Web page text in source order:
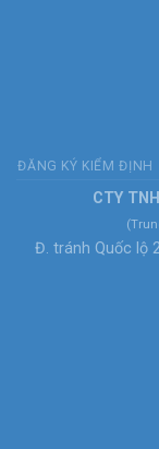
ĐĂNG KÝ KIỂM ĐỊNH
CTY
Đ. tránh Quốc lộ